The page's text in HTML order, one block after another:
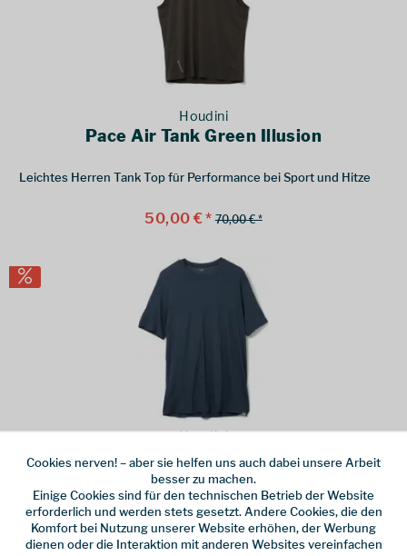
Houdini
Pace Air Tank Green Illusion
Leichtes Herren Tank Top für Performance bei Sport und Hitze
50,00 € * 70,00 € *
Houdini
Tree Tee Big Bang Blue
Herren T Shirt aus Tencel Lyocell für Komfort im Alltag
ab 40,00 € * 55,00 € *
Cookies nerven! – aber sie helfen uns auch dabei unsere Arbeit
besser zu machen.
Einige Cookies sind für den technischen Betrieb der Website
erforderlich und werden stets gesetzt. Andere Cookies, die den
Komfort bei Nutzung unserer Website erhöhen, der Werbung
dienen oder die Interaktion mit anderen Websites vereinfachen